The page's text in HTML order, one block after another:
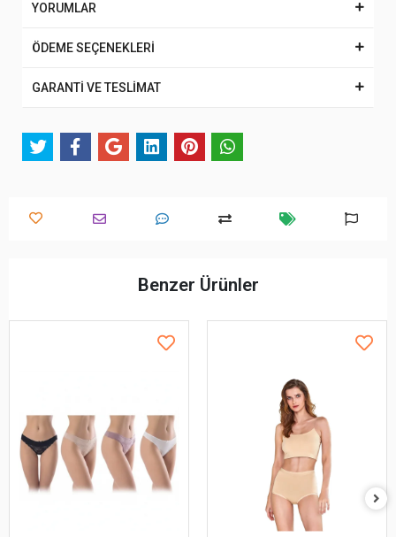
YORUMLAR
ÖDEME SEÇENEKLERİ
GARANTİ VE TESLİMAT
Benzer Ürünler